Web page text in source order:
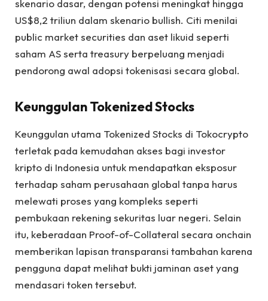
skenario dasar, dengan potensi meningkat hingga
US$8,2 triliun dalam skenario bullish. Citi menilai
public market securities dan aset likuid seperti
saham AS serta treasury berpeluang menjadi
pendorong awal adopsi tokenisasi secara global.
Keunggulan Tokenized Stocks
Keunggulan utama Tokenized Stocks di Tokocrypto
terletak pada kemudahan akses bagi investor
kripto di Indonesia untuk mendapatkan eksposur
terhadap saham perusahaan global tanpa harus
melewati proses yang kompleks seperti
pembukaan rekening sekuritas luar negeri. Selain
itu, keberadaan Proof-of-Collateral secara onchain
memberikan lapisan transparansi tambahan karena
pengguna dapat melihat bukti jaminan aset yang
mendasari token tersebut.